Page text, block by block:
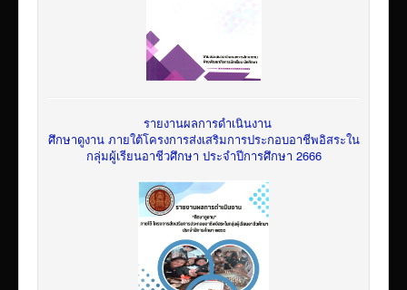
รายงานผลการดำเนินงาน
ศึกษาดูงาน ภายใต้โครงการส่งเสริมการประกอบอาชีพอิสระใน
กลุ่มผู้เรียนอาชีวศึกษา ประจำปีการศึกษา 2666